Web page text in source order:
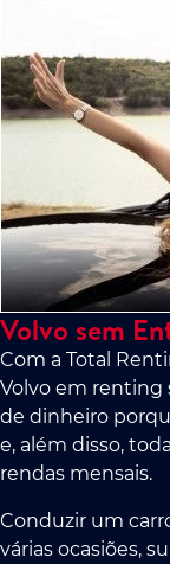
Volvo sem
Com a Total
Volvo em renting
de dinheiro
e, além disso,
rendas mensais.
Conduzir um
várias ocasiões,